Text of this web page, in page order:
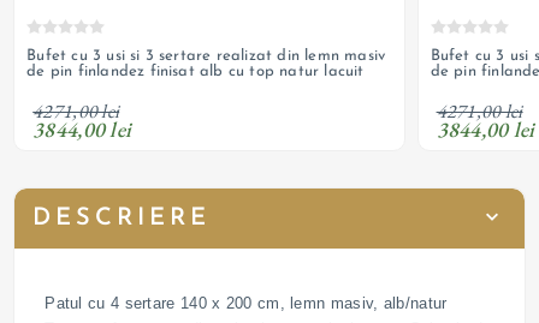
Bufet cu 3 usi si 3 sertare realizat din lemn masiv
de pin finlandez finisat alb cu top natur lacuit
4271,00 lei
3844,00 lei
Bufet cu 3 usi
de pin
4271,00 lei
3844,00 lei
DESCRIERE
Patul cu 4 sertare 140 x 200 cm, lemn masiv, alb/natur